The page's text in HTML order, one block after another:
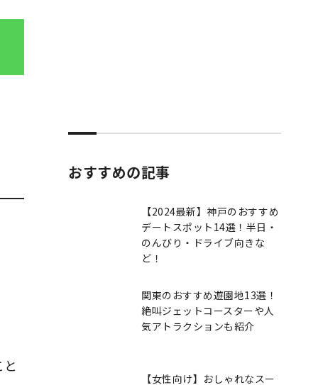
おすすめの記事
【2024最新】神戸のおすすめ
デートスポット14選！半日・
のんびり・ドライブ向きな
ど！
関東のおすすめ遊園地13選！
絶叫ジェットコースターや人
気アトラクションも紹介
【女性向け】おしゃれなスー